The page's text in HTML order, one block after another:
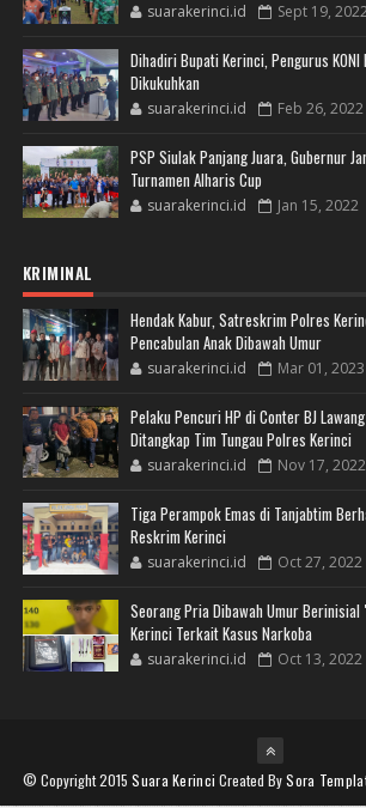
suarakerinci.id Sept 19,
Dihadiri Bupati Kerinci, Pengurus
Dikukuhkan
suarakerinci.id Feb 26, 2022
PSP Siulak Panjang Juara, Gubernur
Turnamen Alharis Cup
suarakerinci.id Jan 15, 2022
KRIMINAL
Hendak Kabur, Satreskrim Polres
Pencabulan Anak Dibawah Umur
suarakerinci.id Mar 01, 2023
Pelaku Pencuri HP di Conter BJ
Ditangkap Tim Tungau Polres Kerinci
suarakerinci.id Nov 17, 2022
Tiga Perampok Emas di Tanjabtim
Reskrim Kerinci
suarakerinci.id Oct 27, 2022
Seorang Pria Dibawah Umur Berinisial
Kerinci Terkait Kasus Narkoba
suarakerinci.id Oct 13, 2022
© Copyright 2015Suara Kerinci Created BySora